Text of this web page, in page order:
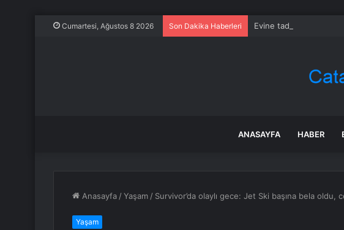
Cumartesi, Ağustos 8 2026 Son Dakika Haberleri Evine tadilat yapan
ANASAYFA HABER
Anasayfa /Yaşam / Survivor’da olaylı gece: Jet Ski başına bela oldu,
Yaşam